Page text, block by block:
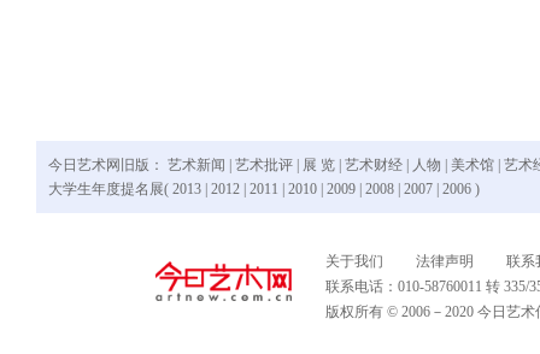
今日艺术网旧版： 艺术新闻 艺术批评 展 览 艺术财经 人物 美术馆 艺术
大学生年度提名展( 2013 2012 2011 2010 2009 2008 2007 2006 )
关于我们 法律声明
联系
联系电话：010-58760011 转
版权所有 © 2006－2020 今日艺